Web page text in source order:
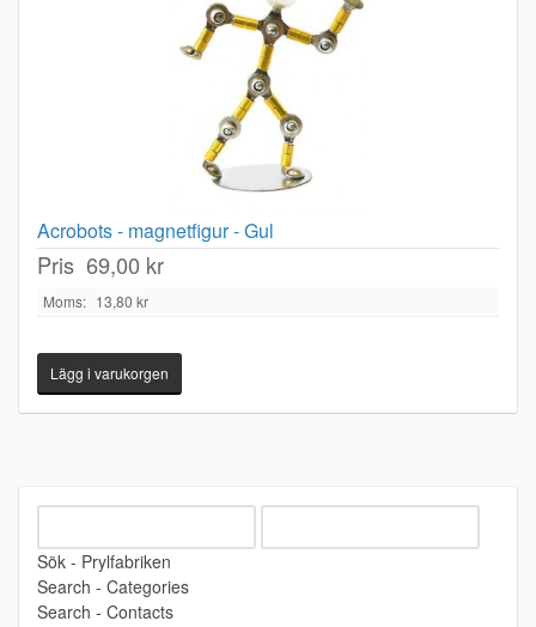
Acrobots - magnetfigur - Gul
Pris 69,00 kr
Moms: 13,80 kr
Sök - Prylfabriken
Search - Categories
Search - Contacts